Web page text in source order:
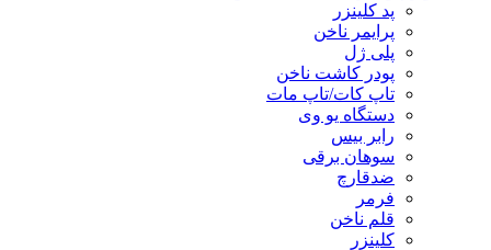
پد کلینزر
پرایمر ناخن
پلی ژل
پودر کاشت ناخن
تاپ کات/تاپ مات
دستگاه یو وی
رابر بیس
سوهان برقی
ضدقارچ
فرمر
قلم ناخن
کلینزر